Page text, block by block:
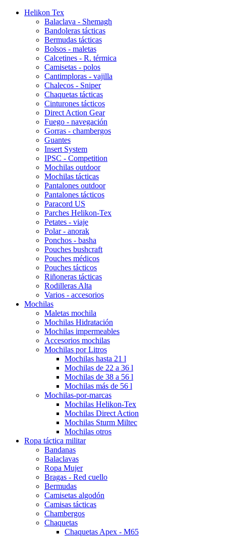
Helikon Tex
Balaclava - Shemagh
Bandoleras tácticas
Bermudas tácticas
Bolsos - maletas
Calcetines - R. térmica
Camisetas - polos
Cantimploras - vajilla
Chalecos - Sniper
Chaquetas tácticas
Cinturones tácticos
Direct Action Gear
Fuego - navegación
Gorras - chambergos
Guantes
Insert System
IPSC - Competition
Mochilas outdoor
Mochilas tácticas
Pantalones outdoor
Pantalones tácticos
Paracord US
Parches Helikon-Tex
Petates - viaje
Polar - anorak
Ponchos - basha
Pouches bushcraft
Pouches médicos
Pouches tácticos
Riñoneras tácticas
Rodilleras Alta
Varios - accesorios
Mochilas
Maletas mochila
Mochilas Hidratación
Mochilas impermeables
Accesorios mochilas
Mochilas por Litros
Mochilas hasta 21 l
Mochilas de 22 a 36 l
Mochilas de 38 a 56 l
Mochilas más de 56 l
Mochilas-por-marcas
Mochilas Helikon-Tex
Mochilas Direct Action
Mochilas Sturm Miltec
Mochilas otros
Ropa táctica militar
Bandanas
Balaclavas
Ropa Mujer
Bragas - Red cuello
Bermudas
Camisetas algodón
Camisas tácticas
Chambergos
Chaquetas
Chaquetas Apex - M65